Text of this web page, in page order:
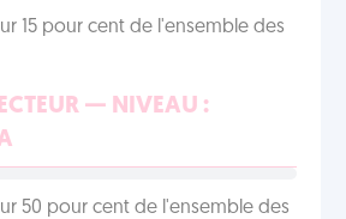
15 pour cent de l'ensemble des
— NIVEAU :
50 pour cent de l'ensemble des